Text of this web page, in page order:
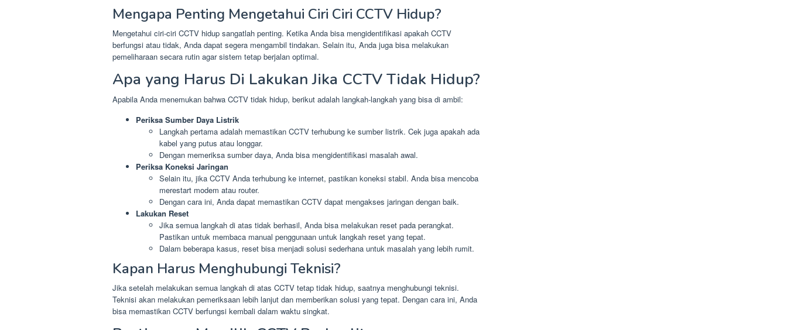
Mengapa Penting Mengetahui Ciri Ciri CCTV Hidup?
Mengetahui ciri-ciri CCTV hidup sangatlah penting. Ketika Anda bisa mengidentifikasi apakah CCTV
berfungsi atau tidak, Anda dapat segera mengambil tindakan. Selain itu, Anda juga bisa melakukan
pemeliharaan secara rutin agar sistem tetap berjalan optimal.
Apa yang Harus Di Lakukan Jika CCTV Tidak Hidup?
Apabila Anda menemukan bahwa CCTV tidak hidup, berikut adalah langkah-langkah yang bisa di ambil:
Periksa Sumber Daya Listrik
Langkah pertama adalah memastikan CCTV terhubung ke sumber listrik. Cek juga apakah ada
kabel yang putus atau longgar.
Dengan memeriksa sumber daya, Anda bisa mengidentifikasi masalah awal.
Periksa Koneksi Jaringan
Selain itu, jika CCTV Anda terhubung ke internet, pastikan koneksi stabil. Anda bisa mencoba
merestart modem atau router.
Dengan cara ini, Anda dapat memastikan CCTV dapat mengakses jaringan dengan baik.
Lakukan Reset
Jika semua langkah di atas tidak berhasil, Anda bisa melakukan reset pada perangkat.
Pastikan untuk membaca manual penggunaan untuk langkah reset yang tepat.
Dalam beberapa kasus, reset bisa menjadi solusi sederhana untuk masalah yang lebih rumit.
Kapan Harus Menghubungi Teknisi?
Jika setelah melakukan semua langkah di atas CCTV tetap tidak hidup, saatnya menghubungi teknisi.
Teknisi akan melakukan pemeriksaan lebih lanjut dan memberikan solusi yang tepat. Dengan cara ini, Anda
bisa memastikan CCTV berfungsi kembali dalam waktu singkat.